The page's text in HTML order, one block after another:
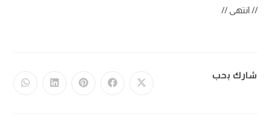
// انتهى //
شارك بحب